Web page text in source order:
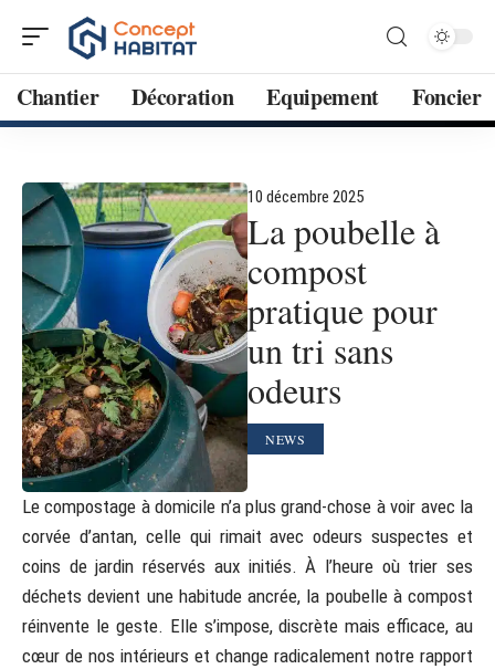
Chantier Décoration Equipement Foncier
10 décembre 2025
La poubelle à
compost
pratique pour
un tri sans
odeurs
NEWS
Le compostage à domicile n’a plus grand-chose à voir avec la
corvée d’antan, celle qui rimait avec odeurs suspectes et
coins de jardin réservés aux initiés. À l’heure où trier ses
déchets devient une habitude ancrée, la poubelle à compost
réinvente le geste. Elle s’impose, discrète mais efficace, au
cœur de nos intérieurs et change radicalement notre rapport